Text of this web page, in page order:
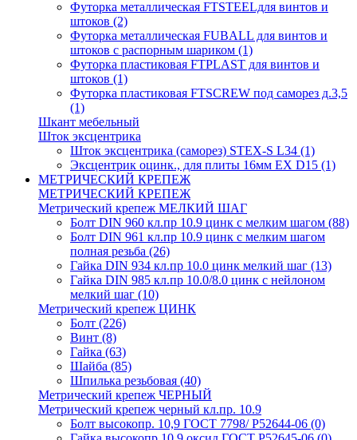
Футорка металлическая FTSTEELдля винтов и
штоков (2)
Футорка металлическая FUBALL для винтов и
штоков с распорным шариком (1)
Футорка пластиковая FTPLAST для винтов и
штоков (1)
Футорка пластиковая FTSCREW под саморез д.3,5
(1)
Шкант мебельный
Шток эксцентрика
Шток эксцентрика (саморез) STEX-S L34 (1)
Эксцентрик оцинк., для плиты 16мм EX D15 (1)
МЕТРИЧЕСКИЙ КРЕПЕЖ
МЕТРИЧЕСКИЙ КРЕПЕЖ
Метрический крепеж МЕЛКИЙ ШАГ
Болт DIN 960 кл.пр 10.9 цинк с мелким шагом (88)
Болт DIN 961 кл.пр 10.9 цинк с мелким шагом
полная резьба (26)
Гайка DIN 934 кл.пр 10.0 цинк мелкий шаг (13)
Гайка DIN 985 кл.пр 10.0/8.0 цинк с нейлоном
мелкий шаг (10)
Метрический крепеж ЦИНК
Болт (226)
Винт (8)
Гайка (63)
Шайба (85)
Шпилька резьбовая (40)
Метрический крепеж ЧЕРНЫЙ
Метрический крепеж черный кл.пр. 10.9
Болт высокопр. 10,9 ГОСТ 7798/ Р52644-06 (0)